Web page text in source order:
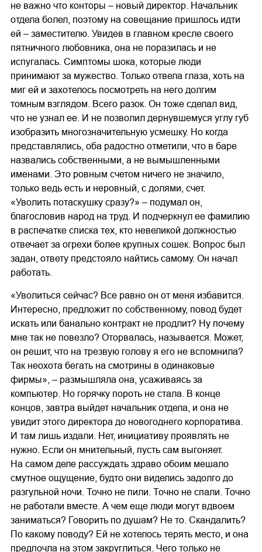
не важно что конторы – новый директор. Начальник
отдела болел, поэтому на совещание пришлось идти
ей – заместителю. Увидев в главном кресле своего
пятничного любовника, она не поразилась и не
испугалась. Симптомы шока, которые люди
принимают за мужество. Только отвела глаза, хоть на
миг ей и захотелось посмотреть на него долгим
томным взглядом. Всего разок. Он тоже сделал вид,
что не узнал ее. И не позволил дернувшемуся углу губ
изобразить многозначительную усмешку. Но когда
представлялись, оба радостно отметили, что в баре
назвались собственными, а не вымышленными
именами. Это ровным счетом ничего не значило,
только ведь есть и неровный, с долями, счет.
«Уволить потаскушку сразу?» – подумал он,
благословив народ на труд. И подчеркнул ее фамилию
в распечатке списка тех, кто невеликой должностью
отвечает за огрехи более крупных сошек. Вопрос был
задан, ответу предстояло найтись самому. Он начал
работать.
«Уволиться сейчас? Все равно он от меня избавится.
Интересно, предложит по собственному, повод будет
искать или банально контракт не продлит? Ну почему
мне так не повезло? Оторвалась, называется. Может,
он решит, что на трезвую голову я его не вспомнила?
Так неохота бегать на смотрины в одинаковые
фирмы», – размышляла она, усаживаясь за
компьютер. Но горячку пороть не стала. В конце
концов, завтра выйдет начальник отдела, и она не
увидит этого директора до новогоднего корпоратива.
И там лишь издали. Нет, инициативу проявлять не
нужно. Если он мнительный, пусть сам выгоняет.
На самом деле рассуждать здраво обоим мешало
смутное ощущение, будто они виделись задолго до
разгульной ночи. Точно не пили. Точно не спали. Точно
не работали вместе. А чем еще люди могут вдвоем
заниматься? Говорить по душам? Не то. Скандалить?
По какому поводу? Ей не хотелось терять место, и она
предпочла на этом закруглиться. Чего только не